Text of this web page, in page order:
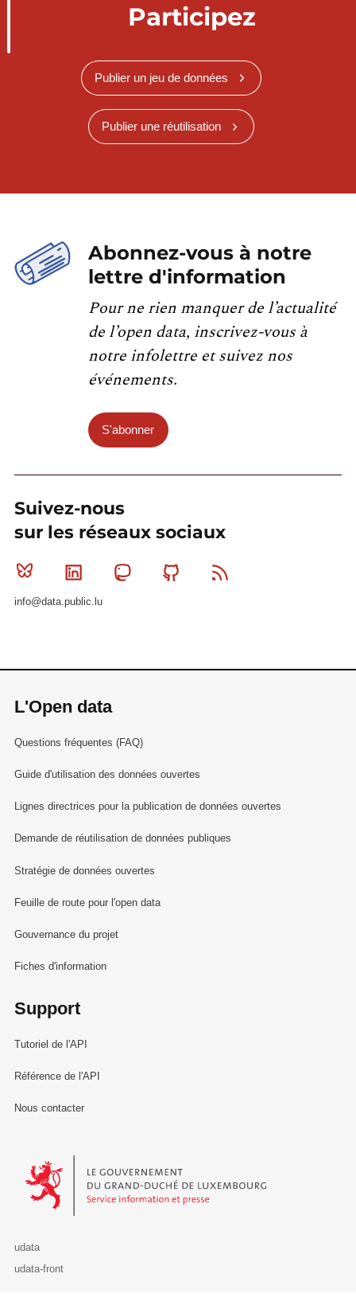
Participez
Publier un jeu de données
Publier une réutilisation
Abonnez-vous à notre
lettre d'information
Pour ne rien manquer de l’actualité
de l’open data, inscrivez-vous à
notre infolettre et suivez nos
événements.
S'abonner
Suivez-nous
sur les réseaux sociaux
Bluesky Linkedin MastodonGithub
info@data.public.lu
L'Open data
Questions fréquentes (FAQ)
Guide d'utilisation des données ouvertes
Lignes directrices pour la publication de données ouvertes
Demande de réutilisation de données publiques
Stratégie de données ouvertes
Feuille de route pour l'open data
Gouvernance du projet
Fiches d'information
Support
Tutoriel de l'API
Référence de l'API
Nous contacter
Le Gouvernement du Grand-Duché de Luxembourg - Service
udata
udata-front